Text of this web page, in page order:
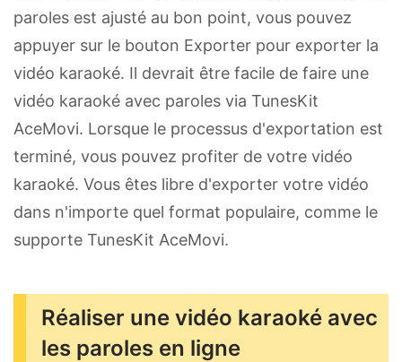
paroles est ajusté au bon point, vous pouvez
appuyer sur le bouton Exporter pour exporter la
vidéo karaoké. Il devrait être facile de faire une
vidéo karaoké avec paroles via TunesKit
AceMovi. Lorsque le processus d'exportation est
terminé, vous pouvez profiter de votre vidéo
karaoké. Vous êtes libre d'exporter votre vidéo
dans n'importe quel format populaire, comme le
supporte TunesKit AceMovi.
Réaliser une vidéo karaoké avec
les paroles en ligne